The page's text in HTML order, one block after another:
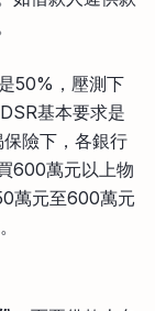
50%，壓測下
基本要求是
險下，各銀行
600萬元以上物
萬元至600萬元